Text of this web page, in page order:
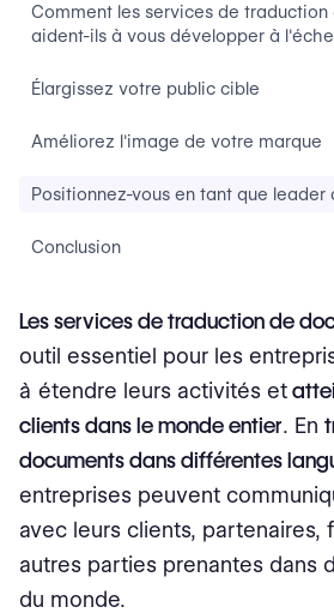
Comment les services de
aident-ils à vous développer à
Élargissez votre public cible
Améliorez l'image de votre marque
Positionnez-vous en tant que leader
Conclusion
Les services de traduction de
outil essentiel pour les
à étendre leurs activités et
clients dans le monde entier. En
documents dans différentes
entreprises peuvent
avec leurs clients, partenaires,
autres parties prenantes dans
du monde.